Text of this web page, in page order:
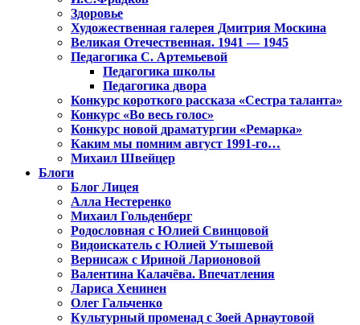
Здоровье
Художественная галерея Дмитрия Москина
Великая Отечественная. 1941 — 1945
Педагогика С. Артемьевой
Педагогика школы
Педагогика двора
Конкурс короткого рассказа «Сестра таланта»
Конкурс «Во весь голос»
Конкурс новой драматургии «Ремарка»
Каким мы помним август 1991-го…
Михаил Швейцер
Блоги
Блог Лицея
Алла Нестеренко
Михаил Гольденберг
Родословная с Юлией Свинцовой
Видоискатель с Юлией Утышевой
Вернисаж с Ириной Ларионовой
Валентина Калачёва. Впечатления
Лариса Хенинен
Олег Гальченко
Культурный променад с Зоей Арнаутовой